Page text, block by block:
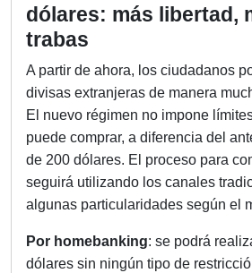
dólares: más libertad,
trabas
A partir de ahora, los ciudadanos
divisas extranjeras de manera
El nuevo régimen no impone
puede comprar, a diferencia del
de 200 dólares. El proceso para
seguirá utilizando los canales
algunas particularidades según el
Por homebanking: se podrá
dólares sin ningún tipo de